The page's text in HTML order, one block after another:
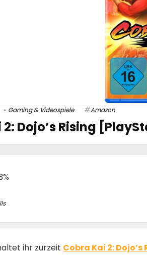
Gaming & Videospiele Amazon
Dojo’s Rising
ihr zurzeit Cobra Kai 2: